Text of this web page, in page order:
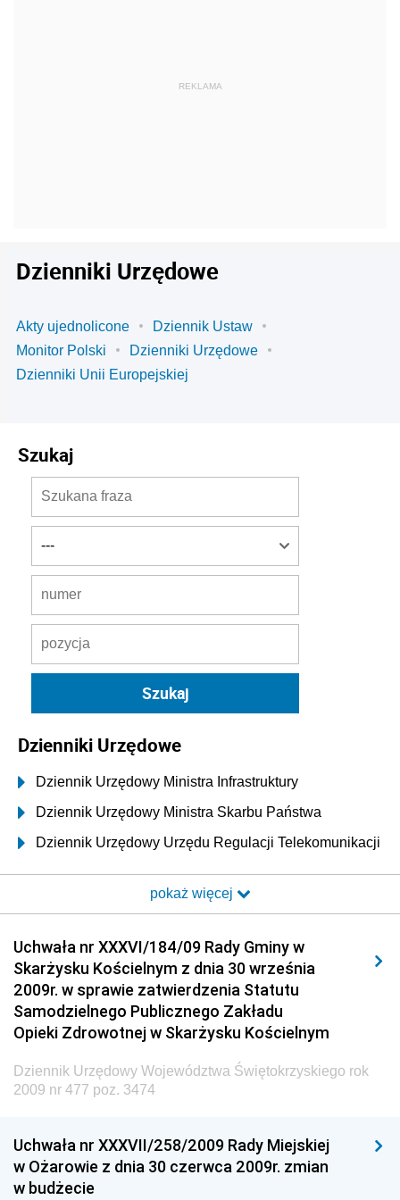
Dzienniki Urzędowe
Akty ujednolicone
Dziennik Ustaw
Monitor Polski
Dzienniki Urzędowe
Dzienniki Unii Europejskiej
Szukaj
Dzienniki Urzędowe
Dziennik Urzędowy Ministra Infrastruktury
Dziennik Urzędowy Ministra Skarbu Państwa
Dziennik Urzędowy Urzędu Regulacji Telekomunikacji
Dziennik Urzędowy Ministra Transportu i Budownictwa
Elektronicznej
Dziennik Urzędowy Ministra Spraw Wewnętrznych i
Administracji
Dziennik Urzędowy Ministra Transportu
Dziennik Urzędowy Ministra Budownictwa
Dziennik Urzędowy Ministra Nauki i Szkolnictwa
Dziennik Urzędowy Głównego Urzędu Miar
Dziennik Urzędowy Ministra Rolnictwa i Rozwoju Wsi
pokaż więcej
Uchwała nr XXXVI/184/09 Rady Gminy w
Skarżysku Kościelnym z dnia 30 września
2009r. w sprawie zatwierdzenia Statutu
Samodzielnego Publicznego Zakładu
Opieki Zdrowotnej w Skarżysku Kościelnym
Dziennik Urzędowy Województwa Świętokrzyskiego rok
2009 nr 477 poz. 3474
Uchwała nr XXXVII/258/2009 Rady Miejskiej
w Ożarowie z dnia 30 czerwca 2009r. zmian
w budżecie